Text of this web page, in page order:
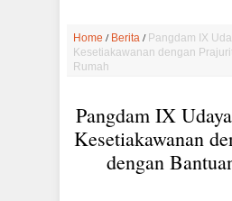
Home / Berita / Pangdam IX
Kesetiakawanan dengan
Rumah
Pangdam IX
Kesetiakawanan
dengan